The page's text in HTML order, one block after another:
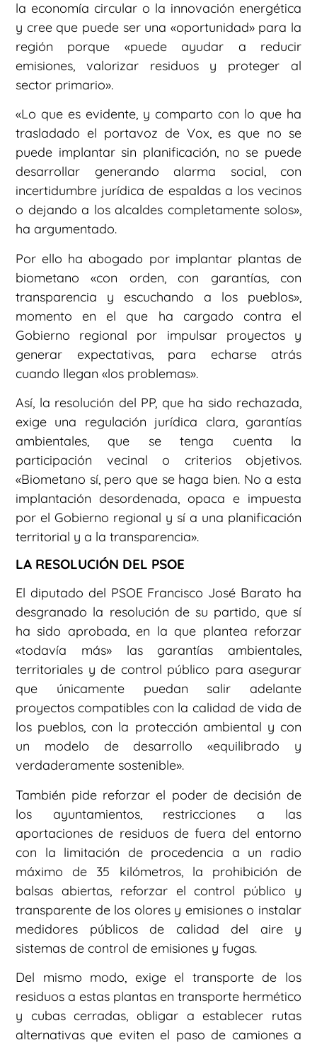
la economía circular o la innovación energética
y cree que puede ser una «oportunidad» para la
región porque «puede ayudar a reducir
emisiones, valorizar residuos y proteger al
sector primario».
«Lo que es evidente, y comparto con lo que ha
trasladado el portavoz de Vox, es que no se
puede implantar sin planificación, no se puede
desarrollar generando alarma social, con
incertidumbre jurídica de espaldas a los vecinos
o dejando a los alcaldes completamente solos»,
ha argumentado.
Por ello ha abogado por implantar plantas de
biometano «con orden, con garantías, con
transparencia y escuchando a los pueblos»,
momento en el que ha cargado contra el
Gobierno regional por impulsar proyectos y
generar expectativas, para echarse atrás
cuando llegan «los problemas».
Así, la resolución del PP, que ha sido rechazada,
exige una regulación jurídica clara, garantías
ambientales, que se tenga cuenta la
participación vecinal o criterios objetivos.
«Biometano sí, pero que se haga bien. No a esta
implantación desordenada, opaca e impuesta
por el Gobierno regional y sí a una planificación
territorial y a la transparencia».
LA RESOLUCIÓN DEL PSOE
El diputado del PSOE Francisco José Barato ha
desgranado la resolución de su partido, que sí
ha sido aprobada, en la que plantea reforzar
«todavía más» las garantías ambientales,
territoriales y de control público para asegurar
que únicamente puedan salir adelante
proyectos compatibles con la calidad de vida de
los pueblos, con la protección ambiental y con
un modelo de desarrollo «equilibrado y
verdaderamente sostenible».
También pide reforzar el poder de decisión de
los ayuntamientos, restricciones a las
aportaciones de residuos de fuera del entorno
con la limitación de procedencia a un radio
máximo de 35 kilómetros, la prohibición de
balsas abiertas, reforzar el control público y
transparente de los olores y emisiones o instalar
medidores públicos de calidad del aire y
sistemas de control de emisiones y fugas.
Del mismo modo, exige el transporte de los
residuos a estas plantas en transporte hermético
y cubas cerradas, obligar a establecer rutas
alternativas que eviten el paso de camiones a